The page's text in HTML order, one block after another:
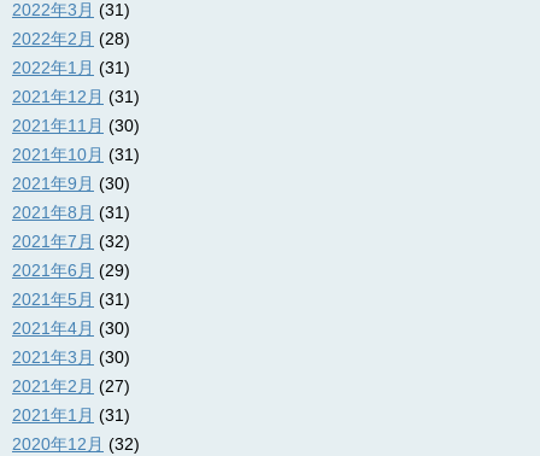
2022年3月 (31)
2022年2月 (28)
2022年1月 (31)
2021年12月 (31)
2021年11月 (30)
2021年10月 (31)
2021年9月 (30)
2021年8月 (31)
2021年7月 (32)
2021年6月 (29)
2021年5月 (31)
2021年4月 (30)
2021年3月 (30)
2021年2月 (27)
2021年1月 (31)
2020年12月 (32)